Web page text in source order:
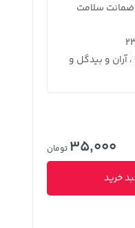
سلامت
آران و بیدگل و
35,000 تومان
خرید